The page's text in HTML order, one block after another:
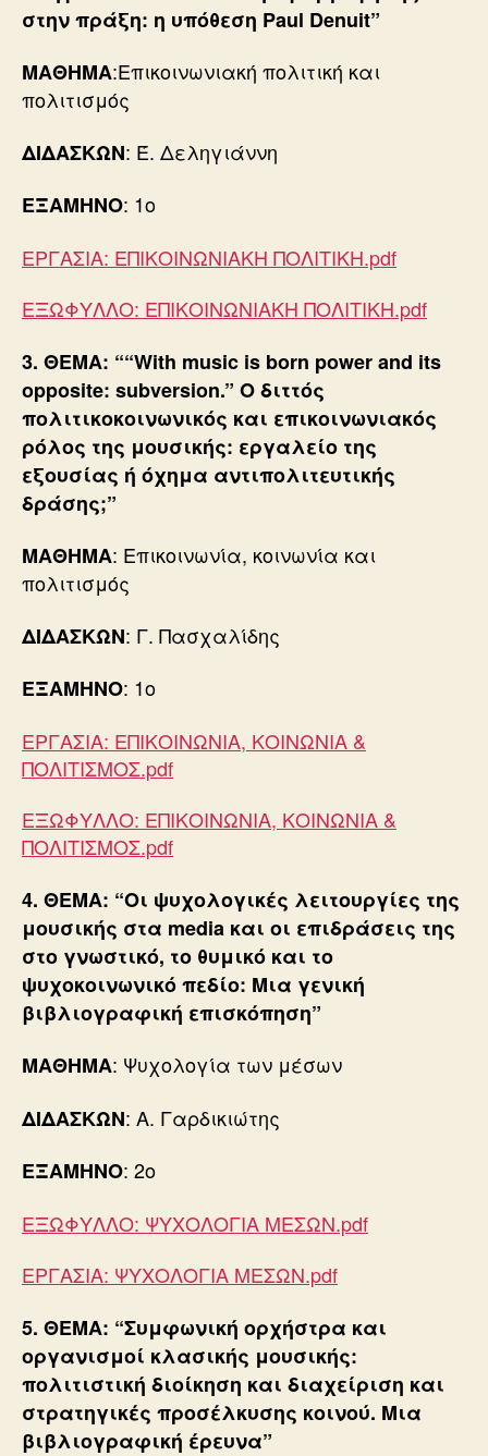
στην πράξη: η υπόθεση Paul Denuit”
ΜΑΘΗΜΑ:Επικοινωνιακή πολιτική και
πολιτισμός
ΔΙΔΑΣΚΩΝ: Έ. Δεληγιάννη
ΕΞΑΜΗΝΟ: 1ο
ΕΡΓΑΣΙΑ: ΕΠΙΚΟΙΝΩΝΙΑΚΗ ΠΟΛΙΤΙΚΗ.pdf
ΕΞΩΦΥΛΛΟ: ΕΠΙΚΟΙΝΩΝΙΑΚΗ ΠΟΛΙΤΙΚΗ.pdf
3. ΘΕΜΑ: ““With music is born power and its
opposite: subversion.” Ο διττός
πολιτικοκοινωνικός και επικοινωνιακός
ρόλος της μουσικής: εργαλείο της
εξουσίας ή όχημα αντιπολιτευτικής
δράσης;”
ΜΑΘΗΜΑ: Επικοινωνία, κοινωνία και
πολιτισμός
ΔΙΔΑΣΚΩΝ: Γ. Πασχαλίδης
ΕΞΑΜΗΝΟ: 1ο
ΕΡΓΑΣΙΑ: ΕΠΙΚΟΙΝΩΝΙΑ, ΚΟΙΝΩΝΙΑ &
ΠΟΛΙΤΙΣΜΟΣ.pdf
ΕΞΩΦΥΛΛΟ: ΕΠΙΚΟΙΝΩΝΙΑ, ΚΟΙΝΩΝΙΑ &
ΠΟΛΙΤΙΣΜΟΣ.pdf
4. ΘΕΜΑ: “Οι ψυχολογικές λειτουργίες της
μουσικής στα media και οι επιδράσεις της
στο γνωστικό, το θυμικό και το
ψυχοκοινωνικό πεδίο: Μια γενική
βιβλιογραφική επισκόπηση”
ΜΑΘΗΜΑ: Ψυχολογία των μέσων
ΔΙΔΑΣΚΩΝ: Α. Γαρδικιώτης
ΕΞΑΜΗΝΟ: 2ο
ΕΞΩΦΥΛΛΟ: ΨΥΧΟΛΟΓΙΑ ΜΕΣΩΝ.pdf
ΕΡΓΑΣΙΑ: ΨΥΧΟΛΟΓΙΑ ΜΕΣΩΝ.pdf
5. ΘΕΜΑ: “Συμφωνική ορχήστρα και
οργανισμοί κλασικής μουσικής:
πολιτιστική διοίκηση και διαχείριση και
στρατηγικές προσέλκυσης κοινού. Μια
βιβλιογραφική έρευνα”